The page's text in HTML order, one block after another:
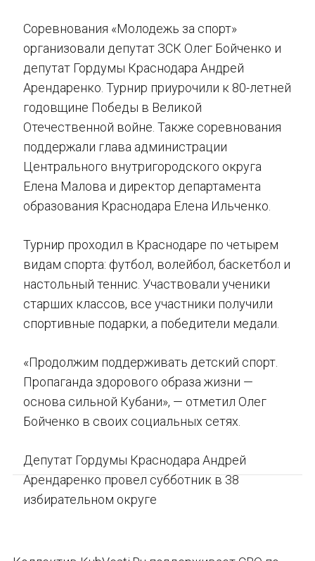
Соревнования «Молодежь за спорт»
организовали депутат ЗСК Олег Бойченко и
депутат Гордумы Краснодара Андрей
Арендаренко. Турнир приурочили к 80-летней
годовщине Победы в Великой
Отечественной войне. Также соревнования
поддержали глава администрации
Центрального внутригородского округа
Елена Малова и директор департамента
образования Краснодара Елена Ильченко.
Турнир проходил в Краснодаре по четырем
видам спорта: футбол, волейбол, баскетбол и
настольный теннис. Участвовали ученики
старших классов, все участники получили
спортивные подарки, а победители медали.
«Продолжим поддерживать детский спорт.
Пропаганда здорового образа жизни —
основа сильной Кубани», — отметил Олег
Бойченко в своих социальных сетях.
Депутат Гордумы Краснодара Андрей
Арендаренко провел субботник в 38
избирательном округе